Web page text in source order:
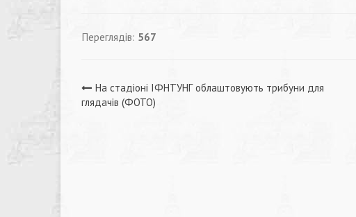
Переглядів: 567
Навігація
На стадіоні ІФНТУНГ облаштовують трибуни для
глядачів (ФОТО)